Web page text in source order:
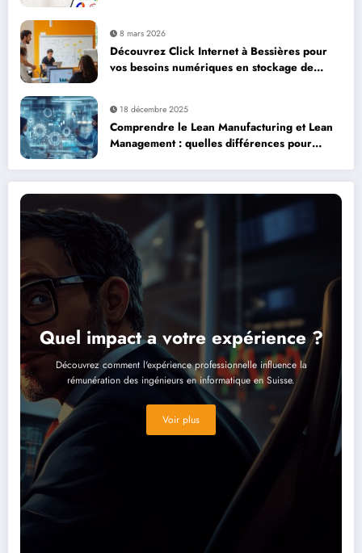
8 mars 2026
Découvrez Click Internet à Bessières pour
vos besoins numériques en stockage de
18 décembre 2025
Comprendre le Lean Manufacturing et Lean
Management : quelles différences pour
Quel impact a votre expérience ?
Découvrez comment l'expérience professionnelle influence la
rémunération des ingénieurs en informatique en Suisse.
Voir plus